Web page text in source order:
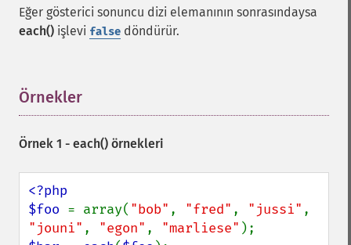
Eğer gösterici sonuncu dizi elemanının sonrasındaysa
each() işlevi false döndürür.
Örnekler
Örnek 1 - each() örnekleri
<?php
$foo = array( "bob" , "fred" , "jussi"
"jouni" , "egon" , "marliese"